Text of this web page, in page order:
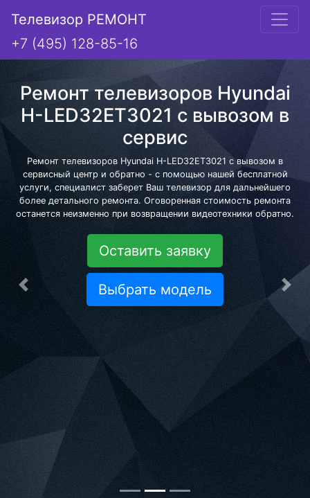
Телевизор РЕМОНТ
+7 (495) 128-85-16
Ремонт телевизоров Hyundai
H-LED32ET3021 с вывозом в
сервис
Ремонт телевизоров Hyundai H-LED32ET3021 с вывозом в
сервисный центр и обратно - с помощью нашей бесплатной
услуги, специалист заберет Ваш телевизор для дальнейшего
более детального ремонта. Оговоренная стоимость ремонта
останется неизменно при возвращении видеотехники обратно.
Оставить заявку
Выбрать модель
Предыдущая